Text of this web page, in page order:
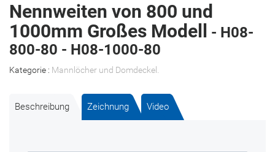
Nennweiten von 800 und
1000mm Großes Modell
- H08-
800-80 - H08-1000-80
Kategorie : Mannlöcher und Domdeckel .
Beschreibung Zeichnung Video